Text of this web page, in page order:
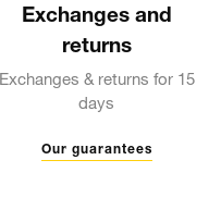
Exchanges and
returns
Exchanges & returns for 15
days
Our guarantees